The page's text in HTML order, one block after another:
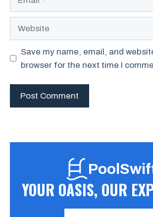
Save my name, email, and
browser for the next time I
YOUR OASIS, OUR